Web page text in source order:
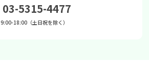
03-5315-4477
9:00-18:00（土日祝を除く）